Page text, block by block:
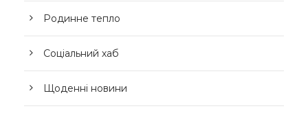
Родинне тепло
Соціальний хаб
Щоденні новини